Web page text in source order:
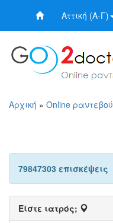
Αττική (Α-Γ)
Αρχική » Online ραντεβού
79847303 επισκέψεις
Είστε ιατρός;